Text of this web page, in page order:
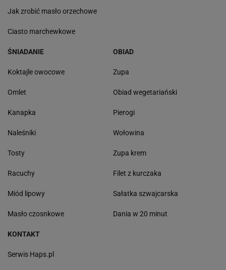
Jak zrobić masło orzechowe
Ciasto marchewkowe
ŚNIADANIE
Koktajle owocowe
Omlet
Kanapka
Naleśniki
Tosty
Racuchy
Miód lipowy
Masło czosnkowe
OBIAD
Zupa
Obiad wegetariański
Pierogi
Wołowina
Zupa krem
Filet z kurczaka
Sałatka szwajcarska
Dania w 20 minut
KONTAKT
Serwis Haps.pl